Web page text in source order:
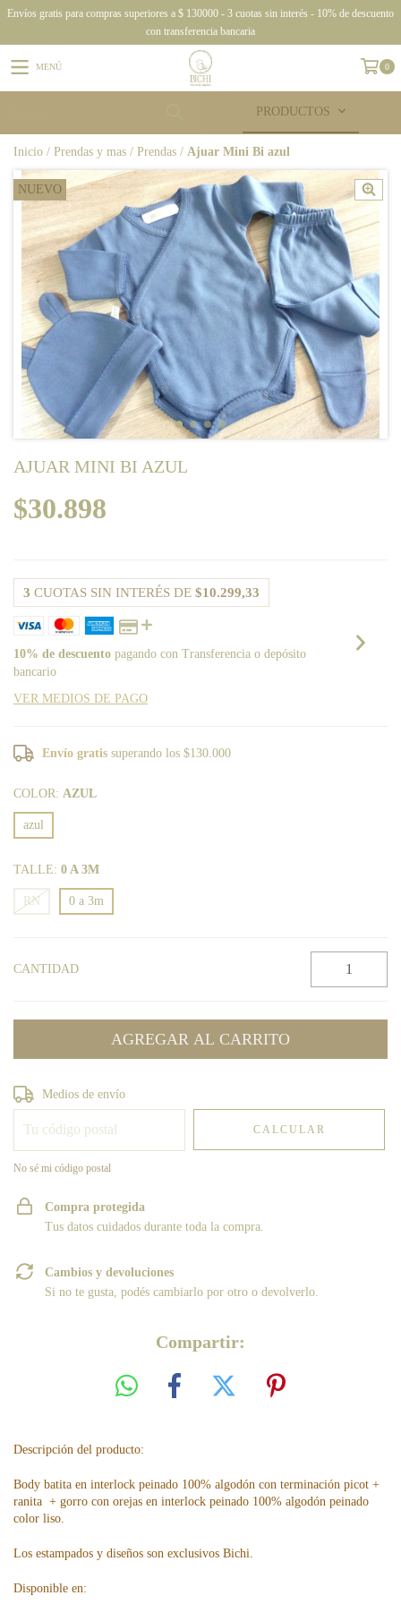
Envíos gratis para compras superiores a $ 130000 - 3 cuotas sin interés - 10% de descuento
con transferencia bancaria
MENÚ 0
PRODUCTOS
Inicio / Prendas y mas / Prendas / Ajuar Mini Bi azul
NUEVO
AJUAR MINI BI AZUL
$30.898
3 CUOTAS SIN INTERÉS DE $10.299,33
10% de descuento pagando con Transferencia o depósito
bancario
VER MEDIOS DE PAGO
Envío gratis superando los$130.000
COLOR: AZUL
azul
TALLE: 0 A 3M
RN 0 a 3m
CANTIDAD
Entregas para el CP:
Medios de envío
CALCULAR
No sé mi código postal
Compra protegida
Tus datos cuidados durante toda la compra.
Cambios y devoluciones
Si no te gusta, podés cambiarlo por otro o devolverlo.
Compartir:
Descripción del producto:
Body batita en interlock peinado 100% algodón con terminación picot +
ranita + gorro con orejas en interlock peinado 100% algodón peinado
color liso.
Los estampados y diseños son exclusivos Bichi.
Disponible en: